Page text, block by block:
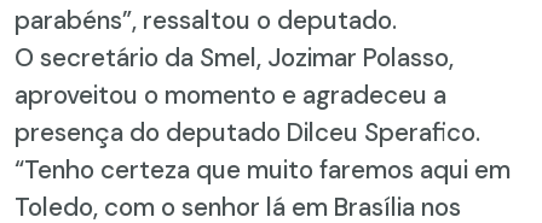
parabéns”, ressaltou o deputado.
O secretário da Smel, Jozimar Polasso,
aproveitou o momento e agradeceu a
presença do deputado Dilceu Sperafico.
“Tenho certeza que muito faremos aqui em
Toledo, com o senhor lá em Brasília nos